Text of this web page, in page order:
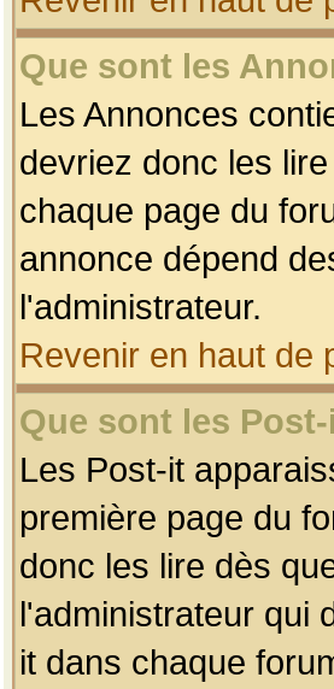
Que sont les
Les Annonces
devriez donc les
chaque page du
annonce dépend
l'administrateur.
Revenir en haut de
Que sont les
Les Post-it
première page du
donc les lire dès
l'administrateur qui
it dans chaque